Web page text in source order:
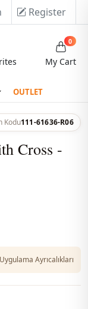
Register
My Cart
0
OUTLET
Kodu111-61636-R06
Cross -
Uygulama Ayrıcalıkları